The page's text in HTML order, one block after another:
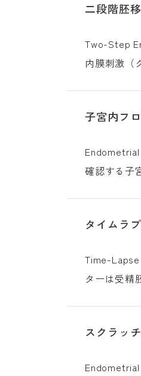
二段階胚
内膜刺激（
子宮内フ
確認する子
タイムラ
ターは受精
スクラッ